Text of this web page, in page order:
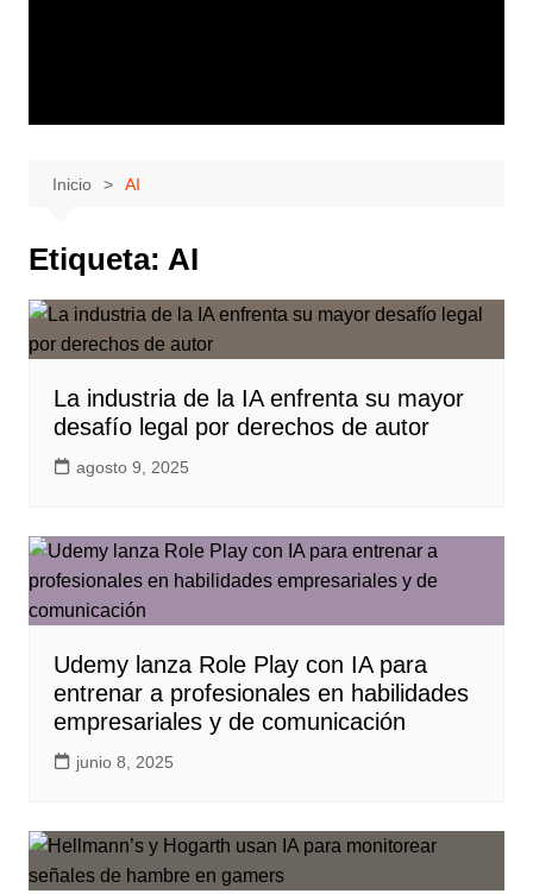
Inicio AI
Etiqueta: AI
La industria de la IA enfrenta su mayor
desafío legal por derechos de autor
agosto 9, 2025
Udemy lanza Role Play con IA para
entrenar a profesionales en habilidades
empresariales y de comunicación
junio 8, 2025